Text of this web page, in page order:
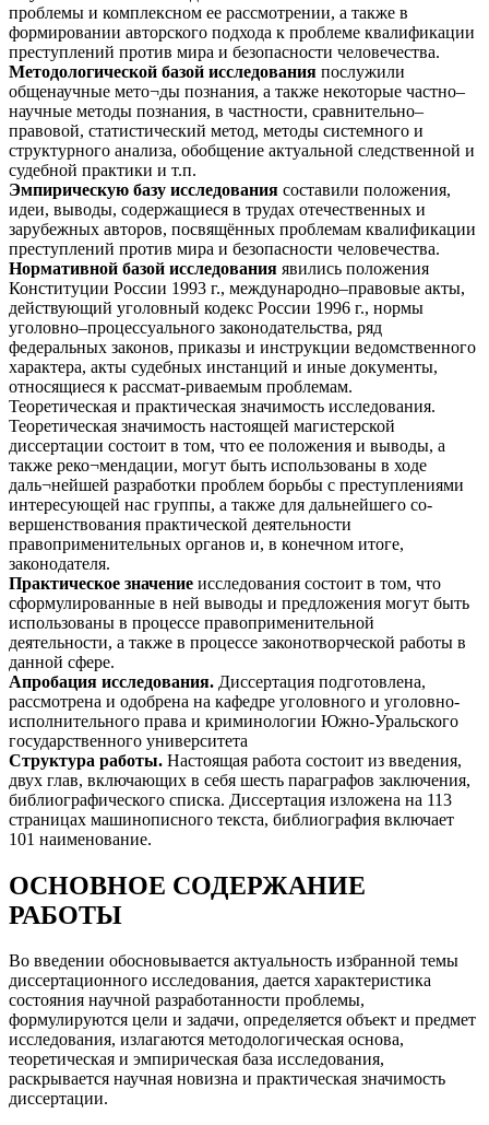
проблемы и комплексном ее рассмотрении, а также в
формировании авторского подхода к проблеме квалификации
преступлений против мира и безопасности человечества.
Методологической базой исследования послужили
общенаучные мето¬ды познания, а также некоторые частно–
научные методы познания, в частности, сравнительно–
правовой, статистический метод, методы системного и
структурного анализа, обобщение актуальной следственной и
судебной практики и т.п.
Эмпирическую базу исследования составили положения,
идеи, выводы, содержащиеся в трудах отечественных и
зарубежных авторов, посвящённых проблемам квалификации
преступлений против мира и безопасности человечества.
Нормативной базой исследования явились положения
Конституции России 1993 г., международно–правовые акты,
действующий уголовный кодекс России 1996 г., нормы
уголовно–процессуального законодательства, ряд
федеральных законов, приказы и инструкции ведомственного
характера, акты судебных инстанций и иные документы,
относящиеся к рассмат-риваемым проблемам.
Теоретическая и практическая значимость исследования.
Теоретическая значимость настоящей магистерской
диссертации состоит в том, что ее положения и выводы, а
также реко¬мендации, могут быть использованы в ходе
даль¬нейшей разработки проблем борьбы с преступлениями
интересующей нас группы, а также для дальнейшего со-
вершенствования практической деятельности
правоприменительных органов и, в конечном итоге,
законодателя.
Практическое значение исследования состоит в том, что
сформулированные в ней выводы и предложения могут быть
использованы в процессе правоприменительной
деятельности, а также в процессе законотворческой работы в
данной сфере.
Апробация исследования. Диссертация подготовлена,
рассмотрена и одобрена на кафедре уголовного и уголовно-
исполнительного права и криминологии Южно-Уральского
государственного университета
Структура работы. Настоящая работа состоит из введения,
двух глав, включающих в себя шесть параграфов заключения,
библиографического списка. Диссертация изложена на 113
страницах машинописного текста, библиография включает
101 наименование.
ОСНОВНОЕ СОДЕРЖАНИЕ
РАБОТЫ
Во введении обосновывается актуальность избранной темы
диссертационного исследования, дается характеристика
состояния научной разработанности проблемы,
формулируются цели и задачи, определяется объект и предмет
исследования, излагаются методологическая основа,
теоретическая и эмпирическая база исследования,
раскрывается научная новизна и практическая значимость
диссертации.